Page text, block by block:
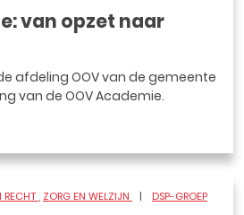
van opzet naar
afdeling OOV van de gemeente
van de OOV Academie.
RECHT ZORG EN WELZIJN DSP-GROEP